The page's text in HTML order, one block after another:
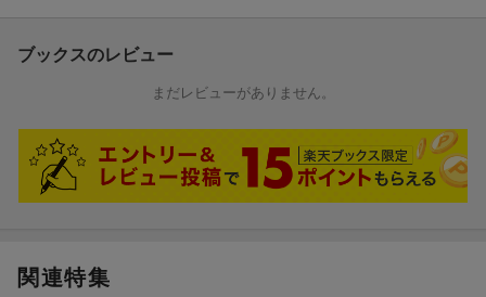
ブックスのレビュー
まだレビューがありません。
関連特集